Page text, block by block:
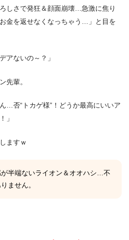
しさで発狂＆顔面崩壊…急激に焦り
金を返せなくなっちゃう…」と目を
アないの～？」
先輩。
…否“トカゲ様”！どうか最高にいいア
」
ますｗ
が半端ないライオン＆オオハシ…不
ません。